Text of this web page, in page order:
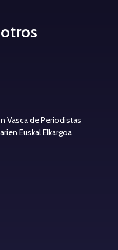
Vasca de Periodistas
Euskal Elkargoa